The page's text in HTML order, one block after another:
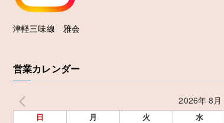
津軽三味線 雅会
営業カレンダー
2026年 8月
日 月 火 水